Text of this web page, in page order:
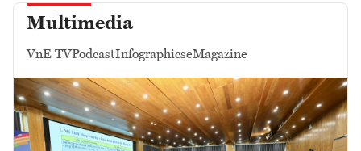
Multimedia
VnE TVPodcastInfographicseMagazine